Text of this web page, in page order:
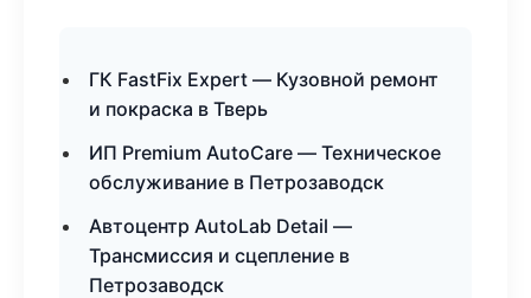
ГК FastFix Expert — Кузовной ремонт
и покраска в Тверь
ИП Premium AutoCare — Техническое
обслуживание в Петрозаводск
Автоцентр AutoLab Detail —
Трансмиссия и сцепление в
Петрозаводск